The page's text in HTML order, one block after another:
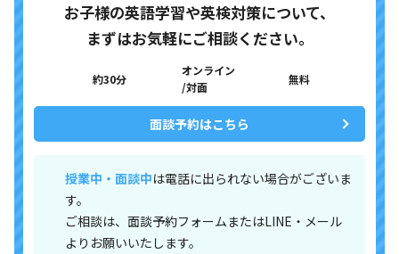
お子様の英語学習や英検対策について、
まずはお気軽にご相談ください。
約30分
オンライン
/対面
無料
面談予約はこちら
授業中・面談中は電話に出られない場合がございま
す。
ご相談は、面談予約フォームまたはLINE・メール
よりお願いいたします。